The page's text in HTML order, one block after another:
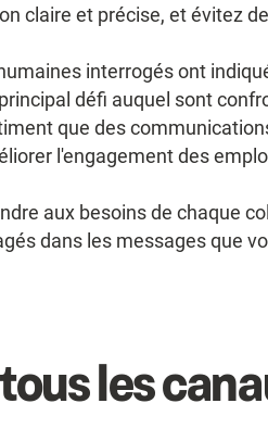
claire et précise, et évitez
interrogés ont
défi auquel sont
que des
l'engagement des
aux besoins de chaque
dans les messages que
les